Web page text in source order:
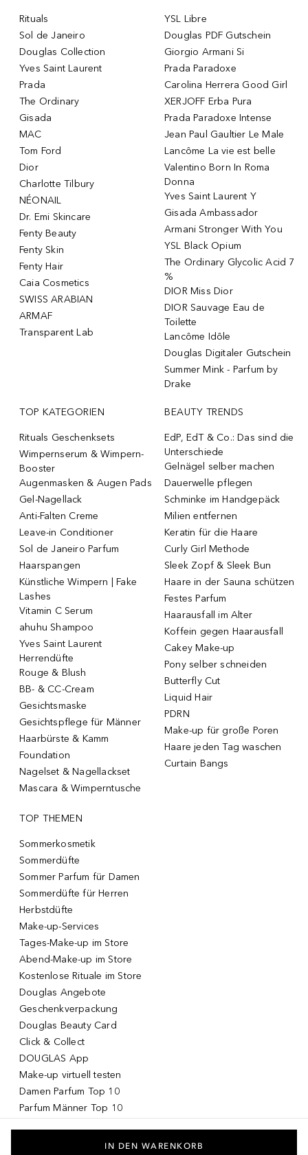
Rituals
Sol de Janeiro
Douglas Collection
Yves Saint Laurent
Prada
The Ordinary
Gisada
MAC
Tom Ford
Dior
Charlotte Tilbury
NÉONAIL
Dr. Emi Skincare
Fenty Beauty
Fenty Skin
Fenty Hair
Caia Cosmetics
SWISS ARABIAN
ARMAF
Transparent Lab
YSL Libre
Douglas PDF Gutschein
Giorgio Armani Si
Prada Paradoxe
Carolina Herrera Good Girl
XERJOFF Erba Pura
Prada Paradoxe Intense
Jean Paul Gaultier Le Male
Lancôme La vie est belle
Valentino Born In Roma
Donna
Yves Saint Laurent Y
Gisada Ambassador
Armani Stronger With You
YSL Black Opium
The Ordinary Glycolic Acid 7
%
DIOR Miss Dior
DIOR Sauvage Eau de
Toilette
Lancôme Idôle
Douglas Digitaler Gutschein
Summer Mink - Parfum by
Drake
TOP KATEGORIEN
Rituals Geschenksets
Wimpernserum & Wimpern-
Booster
Augenmasken & Augen Pads
Gel-Nagellack
Anti-Falten Creme
Leave-in Conditioner
Sol de Janeiro Parfum
Haarspangen
Künstliche Wimpern | Fake
Lashes
Vitamin C Serum
ahuhu Shampoo
Yves Saint Laurent
Herrendüfte
Rouge & Blush
BB- & CC-Cream
Gesichtsmaske
Gesichtspflege für Männer
Haarbürste & Kamm
Foundation
Nagelset & Nagellackset
Mascara & Wimperntusche
BEAUTY TRENDS
EdP, EdT & Co.: Das sind die
Unterschiede
Gelnägel selber machen
Dauerwelle pflegen
Schminke im Handgepäck
Milien entfernen
Keratin für die Haare
Curly Girl Methode
Sleek Zopf & Sleek Bun
Haare in der Sauna schützen
Festes Parfum
Haarausfall im Alter
Koffein gegen Haarausfall
Cakey Make-up
Pony selber schneiden
Butterfly Cut
Liquid Hair
PDRN
Make-up für große Poren
Haare jeden Tag waschen
Curtain Bangs
TOP THEMEN
Sommerkosmetik
Sommerdüfte
Sommer Parfum für Damen
Sommerdüfte für Herren
Herbstdüfte
Make-up-Services
Tages-Make-up im Store
Abend-Make-up im Store
Kostenlose Rituale im Store
Douglas Angebote
Geschenkverpackung
Douglas Beauty Card
Click & Collect
DOUGLAS App
Make-up virtuell testen
Damen Parfum Top 10
Parfum Männer Top 10
Koreanische KosmetikIN DEN WARENKORB